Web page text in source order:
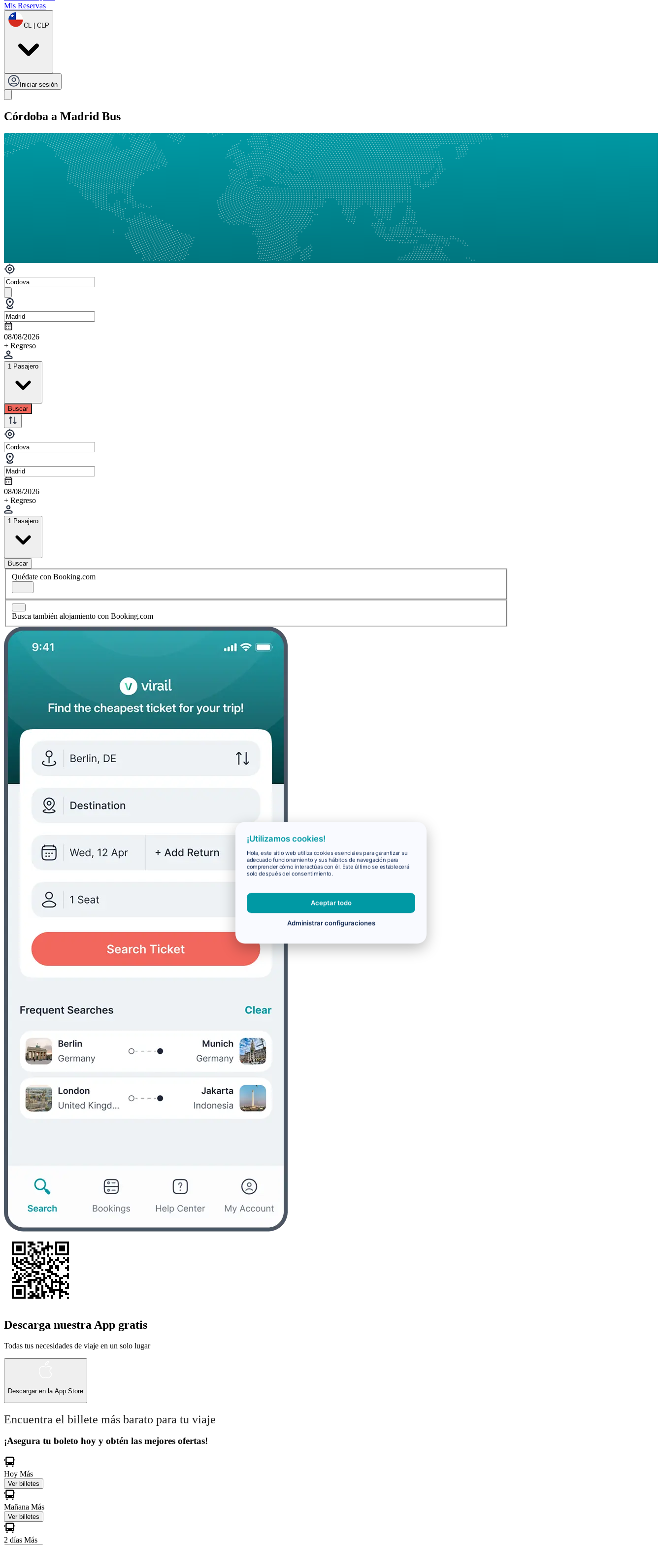
Mis Reservas
CL | CLP
Iniciar sesión
Córdoba a Madrid Bus
08/08/2026
+ Regreso
1 Pasajero
Buscar
08/08/2026
+ Regreso
1 Pasajero
Buscar
Quédate con Booking.com
Busca también alojamiento con Booking.com
Descarga nuestra App gratis
Todas tus necesidades de viaje en un solo lugar
Descargar en la App Store
Encuentra el billete más barato para tu viaje
¡Asegura tu boleto hoy y obtén las mejores ofertas!
Hoy Más
Ver billetes
Mañana Más
Ver billetes
2 días Más
¡Utilizamos cookies!
Hola, este sitio web utiliza cookies esenciales para garantizar su
adecuado funcionamiento y sus hábitos de navegación para
comprender cómo interactúas con él. Este último se establecerá
solo después del consentimiento.
Aceptar todo
Administrar configuraciones